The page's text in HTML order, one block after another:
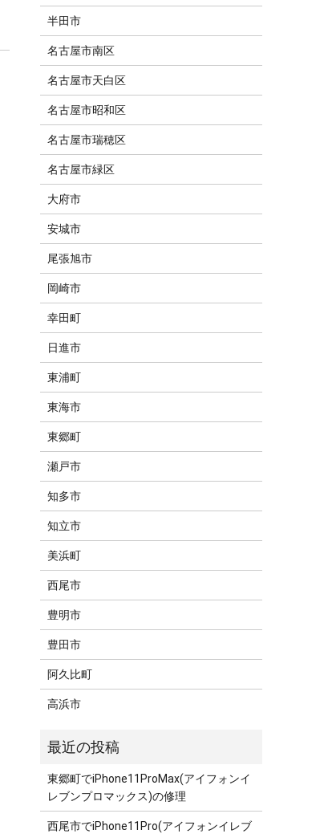
半田市
名古屋市南区
名古屋市天白区
名古屋市昭和区
名古屋市瑞穂区
名古屋市緑区
大府市
安城市
尾張旭市
岡崎市
幸田町
日進市
東浦町
東海市
東郷町
瀬戸市
知多市
知立市
美浜町
西尾市
豊明市
豊田市
阿久比町
高浜市
東郷町でiPhone11ProMax(アイフォンイ
レブンプロマックス)の修理
西尾市でiPhone11Pro(アイフォンイレブ